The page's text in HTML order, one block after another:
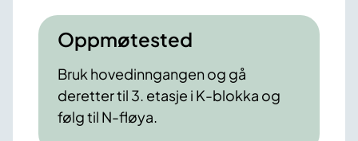
Oppmøtested
Bruk hovedinngangen og gå
deretter til 3. etasje i K-blokka og
følg til N-fløya.